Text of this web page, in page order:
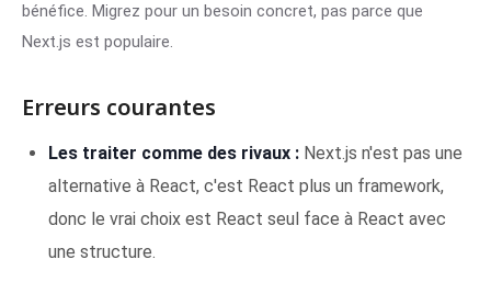
bénéfice. Migrez pour un besoin concret, pas parce que
Next.js est populaire.
Erreurs courantes
Les traiter comme des rivaux : Next.js n'est pas une
alternative à React, c'est React plus un framework,
donc le vrai choix est React seul face à React avec
une structure.